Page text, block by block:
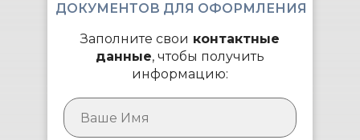
Заполните свои контактные
данные, чтобы получить
информацию:
ДОКУМЕНТОВ ДЛЯ ОФОРМЛЕНИЯ